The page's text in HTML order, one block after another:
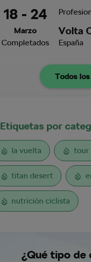
18 - 24
Marzo
Completados
Volta
España
Todos
Etiquetas por
la vuelta tour
titan desert
nutrición ciclista
¿Qué tipo de